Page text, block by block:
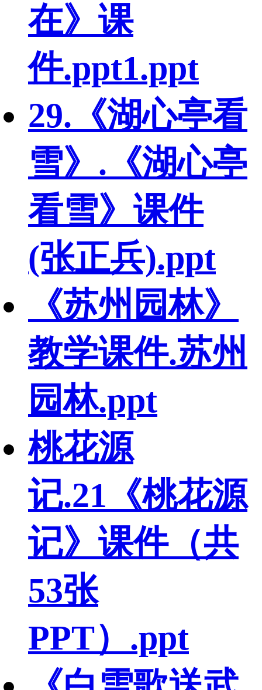
在》课
件.ppt1.ppt
29.《湖心亭看
雪》.《湖心亭
看雪》课件
(张正兵).ppt
《苏州园林》
教学课件.苏州
园林.ppt
桃花源
记.21《桃花源
记》课件（共
53张
PPT）.ppt